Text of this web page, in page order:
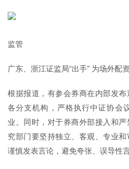
监管
广东、浙江证监局“出手” 为场外配
根据报道，有参会券商在内部发
各分支机构，严格执行中证协会
业。同时，对于券商外部接入和
究部门要坚持独立、客观、专业
谨慎发表言论，避免夸张、误导性言